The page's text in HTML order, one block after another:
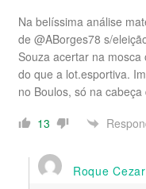
Na belíssima análise
de @ABorges78 s/
Souza acertar na
do que a lot.esportiva.
no Boulos, só na cabeça
13
Roque